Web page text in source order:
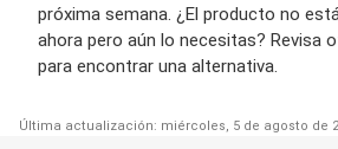
próxima semana. ¿El producto no
ahora pero aún lo necesitas? Revisa
para encontrar una alternativa.
Última actualización: miércoles, 5 de agosto de